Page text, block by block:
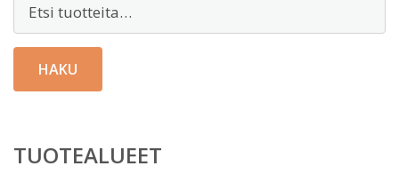
HAKU
TUOTEALUEET